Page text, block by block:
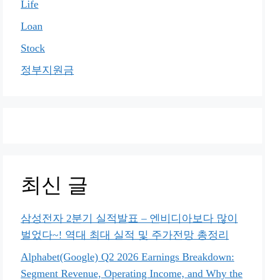
Life
Loan
Stock
정부지원금
최신 글
삼성전자 2분기 실적발표 – 엔비디아보다 많이
벌었다~! 역대 최대 실적 및 주가전망 총정리
Alphabet(Google) Q2 2026 Earnings Breakdown:
Segment Revenue, Operating Income, and Why the